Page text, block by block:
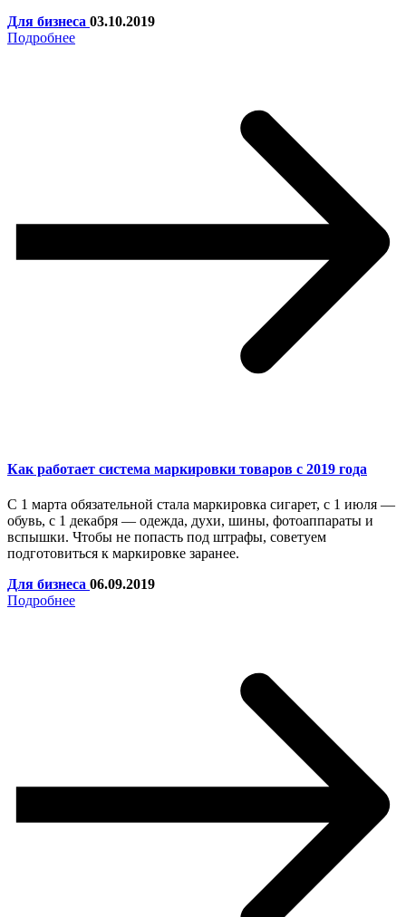
Для бизнеса 03.10.2019
Подробнее
Как работает система маркировки товаров с 2019 года
С 1 марта обязательной стала маркировка сигарет, с 1 июля —
обувь, с 1 декабря — одежда, духи, шины, фотоаппараты и
вспышки. Чтобы не попасть под штрафы, советуем
подготовиться к маркировке заранее.
Для бизнеса 06.09.2019
Подробнее